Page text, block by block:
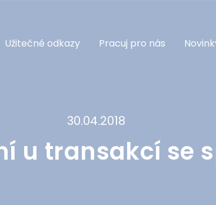
Užitečné odkazy Pracuj pro nás
30.04.2018
u transakcí se